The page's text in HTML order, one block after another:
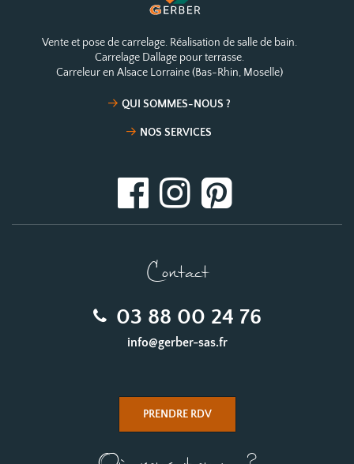
Vente et pose de carrelage. Réalisation de salle de bain.
Carrelage Dallage pour terrasse.
Carreleur en Alsace Lorraine (Bas-Rhin, Moselle)
QUI SOMMES-NOUS ?
NOS SERVICES
Contact
03 88 00 24 76
info@gerber-sas.fr
PRENDRE RDV